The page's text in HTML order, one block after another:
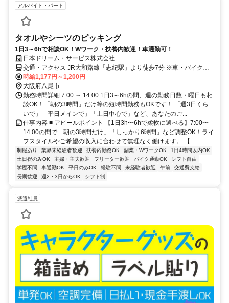
アルバイト・パート
タオルやシーツのピッキング
1日3～6hで相談OK！Wワーク・扶養内歓迎！車通勤可！
日本ドリーム・サービス株式会社
交通・アクセス JR大和路線「志紀駅」より徒歩7分 ※車・バイク・
自転車通勤OK
時給1,177円～1,200円
大阪府八尾市
勤務時間詳細 7:00 ～ 14:00 1日3～6hの間、週の勤務日数・曜日も相
談OK！「朝の3時間」だけ等の短時間勤務もOKです！ 「週3日くら
いで」「平日メインで」「土日中心で」など、あなたのご...
仕事内容 ■ アピールポイント 【1日3h〜6hで柔軟に選べる】7:00〜
14:00の間で「朝の3時間だけ」「しっかり6時間」など調整OK！ライ
フスタイルやご希望の収入に合わせて無理なく働けます。 【...
制服あり 業界未経験者歓迎 扶養内勤務OK 副業・WワークOK
1日4時間以内OK
土日祝のみOK
主婦・主夫歓迎 フリーター歓迎 バイク通勤OK
シフト自由
学歴不問
車通勤OK 平日のみOK 経験不問 未経験者歓迎 午前
交通費支給
長期歓迎
週2・3日からOK シフト制
派遣社員